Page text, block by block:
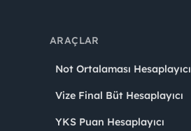
ARAÇLAR
Not Ortalaması Hesaplayıcı
Vize Final Büt Hesaplayıcı
YKS Puan Hesaplayıcı